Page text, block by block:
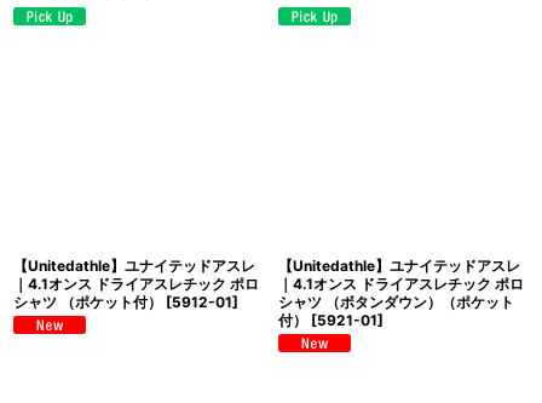
【Unitedathle】ユナイテッドアスレ
｜4.1オンス ドライアスレチック ポロ
シャツ （ポケット付）
[5912-01]
【Unitedathle】ユナイテッドアスレ
｜4.1オンス ドライアスレチック ポロ
シャツ （ボタンダウン）（ポケット
付）
[5921-01]